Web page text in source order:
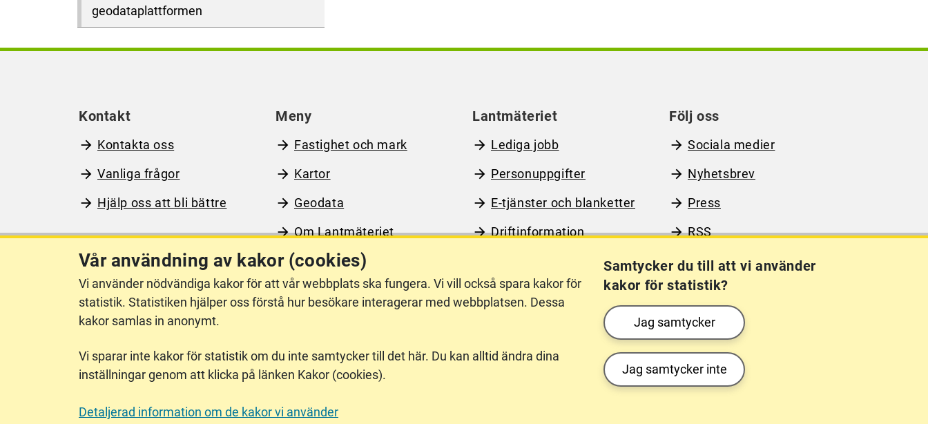
geodataplattformen
Vår användning av kakor (cookies)
Vi använder nödvändiga kakor för att vår webbplats ska fungera. Vi vill också spara kakor för
statistik. Statistiken hjälper oss förstå hur besökare interagerar med webbplatsen. Dessa
kakor samlas in anonymt.
Vi sparar inte kakor för statistik om du inte samtycker till det här. Du kan alltid ändra dina
inställningar genom att klicka på länken Kakor (cookies).
Detaljerad information om de kakor vi använder
Samtycker du till att vi använder
kakor för statistik?
Jag samtycker
Jag samtycker inte
Kontakt
Kontakta oss
Vanliga frågor
Hjälp oss att bli bättre
Meny
Fastighet och mark
Kartor
Geodata
Om Lantmäteriet
Lantmäteriet
Lediga jobb
Personuppgifter
E-tjänster och blanketter
Driftinformation
Följ oss
Sociala medier
Nyhetsbrev
Press
RSS
Om webbplatsen Tillgänglighet Other languages Kakor (cookies)
Lantmäteriet är den myndighet som kartlägger Sverige. Till våra uppgifter hör också att
Landsbygds- och infrastrukturdepartementet.